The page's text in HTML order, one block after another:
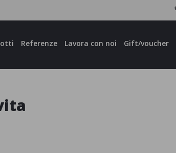
Referenze Lavora con noi Gift/voucher